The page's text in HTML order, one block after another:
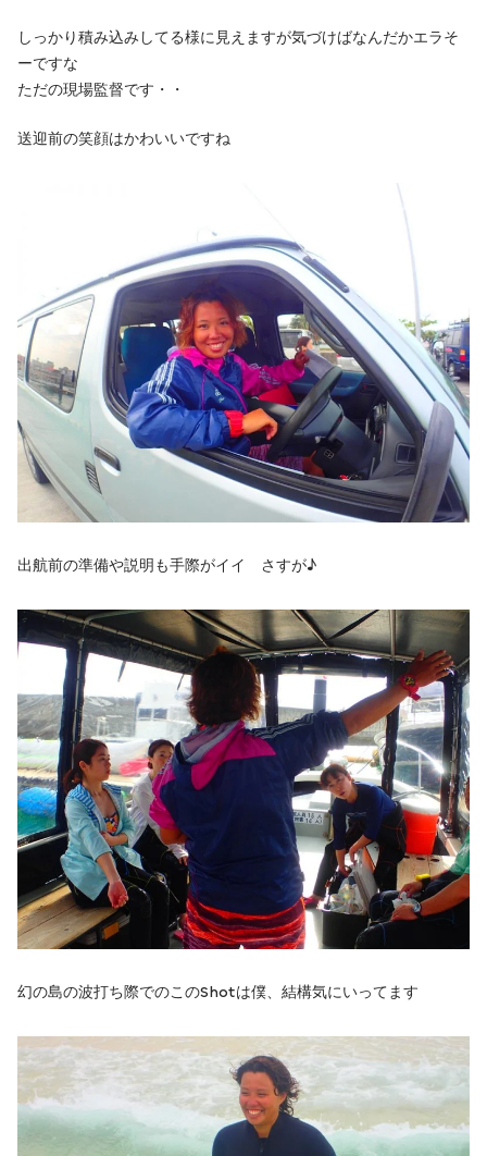
しっかり積み込みしてる様に見えますが気づけばなんだかエラそ
ーですな
ただの現場監督です・・
送迎前の笑顔はかわいいですね
出航前の準備や説明も手際がイイ さすが♪
幻の島の波打ち際でのこのShotは僕、結構気にいってます